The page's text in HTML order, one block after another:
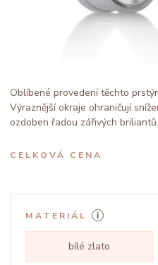
Oblíbené provedení těchto
Výraznější okraje ohraničují
ozdoben řadou zářivých briliantů.
CELKOVÁ CENA
MATERIÁL
bílé zlato